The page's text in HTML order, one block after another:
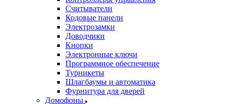
Считыватели
Кодовые панели
Электрозамки
Доводчики
Кнопки
Электронные ключи
Программное обеспечение
Турникеты
Шлагбаумы и автоматика
Фурнитура для дверей
Домофоны